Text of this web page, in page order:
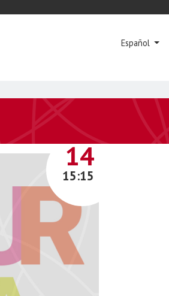
Español
JUNIO
14
15:15